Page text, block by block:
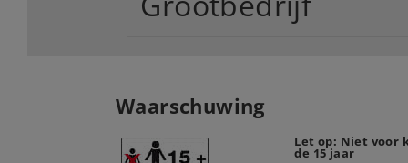
Waarschuwing
Let op: Niet voor
de 15 jaar